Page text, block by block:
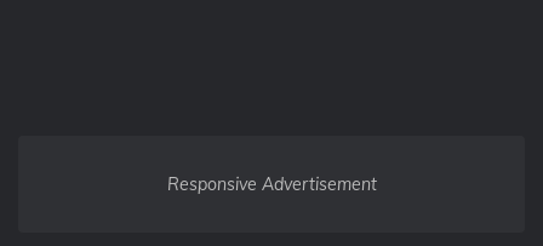
Responsive Advertisement